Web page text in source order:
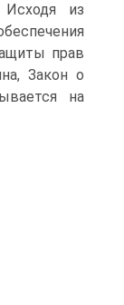
из
прав
Закон о
на